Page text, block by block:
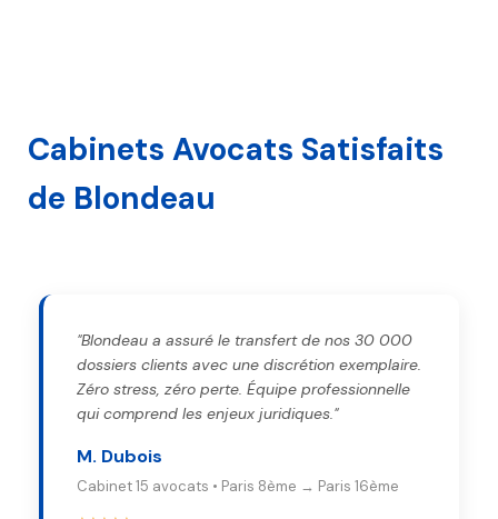
Cabinets Avocats Satisfaits
de Blondeau
"Blondeau a assuré le transfert de nos 30 000
dossiers clients avec une discrétion exemplaire.
Zéro stress, zéro perte. Équipe professionnelle
qui comprend les enjeux juridiques."
M. Dubois
Cabinet 15 avocats • Paris 8ème → Paris 16ème